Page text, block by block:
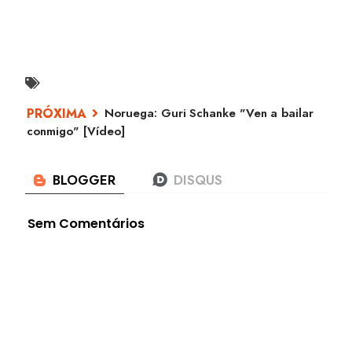
Noruega: Guri Schanke "Ven a bailar
conmigo" [Vídeo]
Sem Comentários